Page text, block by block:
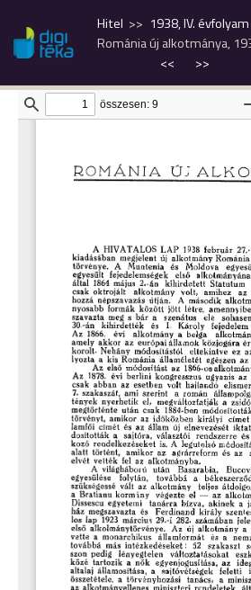
Hitel 1938, IV. évfolyam
Románia új alkotmánya,
<<
>>